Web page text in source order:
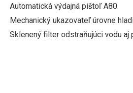
Automatická výdajná pištoľ A80.
Mechanický ukazovateľ úrovne
Sklenený filter odstraňujúci vodu